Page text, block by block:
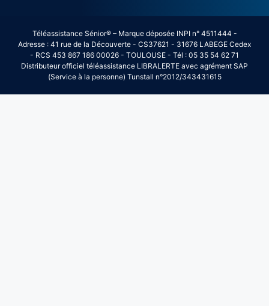
Téléassistance Sénior® – Marque déposée INPI n° 4511444 -
Adresse : 41 rue de la Découverte - CS37621 - 31676 LABEGE Cedex
- RCS 453 867 186 00026 - TOULOUSE - Tél : 05 35 54 62 71
Distributeur officiel téléassistance LIBRALERTE avec agrément SAP
(Service à la personne) Tunstall n°2012/343431615